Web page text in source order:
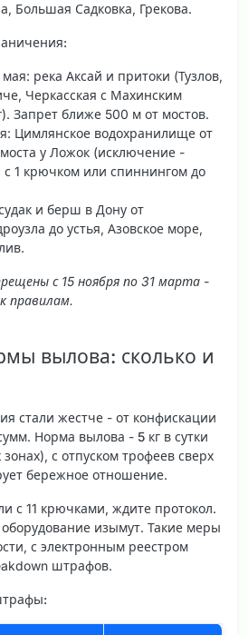
Большая Садковка, Грекова.
река Аксай и притоки (Тузлов,
Черкасская с Махинским
Запрет ближе 500 м от мостов.
Цимлянское водохранилище от
у Ложок (исключение -
с 1 крючком или спиннингом до
и берш в Дону от
до устья, Азовское море,
с 15 ноября по 31 марта -
правилам.
вылова: сколько и
стали жестче - от конфискации
Норма вылова - 5 кг в сутки
с отпуском трофеев сверх
бережное отношение.
с 11 крючками, ждите протокол.
изымут. Такие меры
с электронным реестром
штрафов.